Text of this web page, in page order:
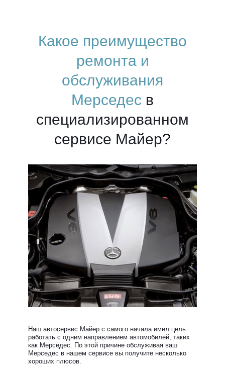
Какое преимущество
ремонта и
обслуживания
Мерседес в
специализированном
сервисе Майер?
Наш автосервис Майер с самого начала имел цель
работать с одним направлением автомобилей, таких
как Мерседес. По этой причине обслуживая ваш
Мерседес в нашем сервисе вы получите несколько
хороших плюсов.